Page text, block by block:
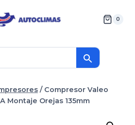
0
/ Compresor Valeo
Montaje Orejas 135mm